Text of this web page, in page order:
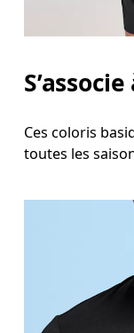
Ces coloris
toutes les